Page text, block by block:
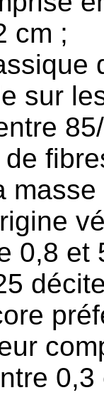
cm ;
sur
0,8 et
0,3